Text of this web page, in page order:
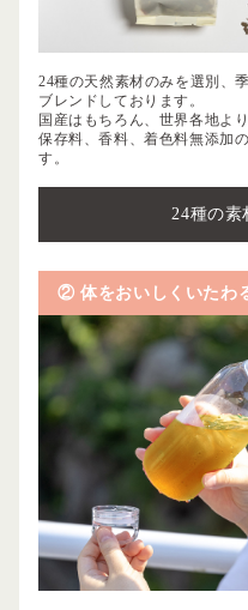
24種の天然素材のみを選別、
ブレンドしております。
国産はもちろん、世界各地よ
保存料、香料、着色料無添加
す。
24種の素
② 体をおいしくいたわ